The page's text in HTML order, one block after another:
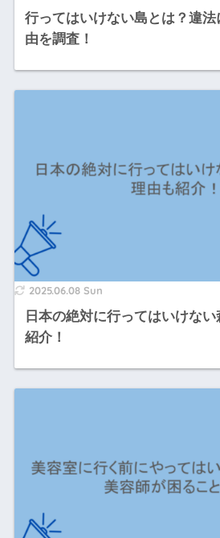
行ってはいけない島とは？違
由を調査！
2025.06.08 Sun
日本の絶対に行ってはいけな
紹介！